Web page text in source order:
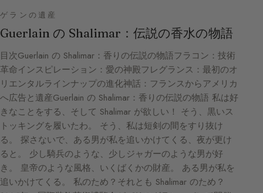
ゲランの遺産
Guerlain の Shalimar：伝説の香水の物語
目次Guerlain の Shalimar：香りの伝説の物語フラコン：技術
革命インスピレーション：愛の神殿フレグランス：最初のオ
リエンタルラインナップの進化神話：フランスからアメリカ
へ広告と遺産Guerlain の Shalimar：香りの伝説の物語 私は好
きなことをする、そして Shalimar が欲しい！ そう、黒いス
トッキングを履いたわ。 そう、私は短剣の間をすり抜け
る。 探さないで、ある男が私を追いかけてくる、夜が更け
ると。 少し騎兵のような、少しジャガーのような男が好
き。 皇帝のような風格、いくばくかの財産。 ある男が私を
追いかけてくる。 私のため？それとも Shalimar のため？